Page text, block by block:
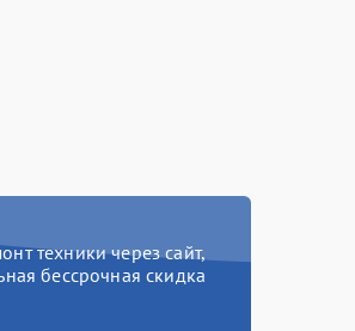
техники через сайт,
бессрочная скидка